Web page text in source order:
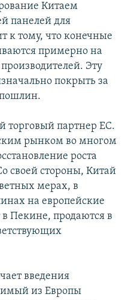
Китаем
панелей для
к тому, что конечные
примерно на
Эту
покрыть за
торговый партнер ЕС.
рынком во многом
роста
своей стороны, Китай
мерах, в
на европейские
Пекине, продаются в
введения
из Европы